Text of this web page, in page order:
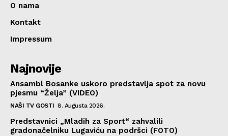
O nama
Kontakt
Impressum
Najnovije
Ansambl Bosanke uskoro predstavlja spot za novu
pjesmu “Želja” (VIDEO)
NAŠI TV GOSTI 8. Augusta 2026.
Predstavnici „Mladih za Sport“ zahvalili
gradonačelniku Lugaviću na podršci (FOTO)